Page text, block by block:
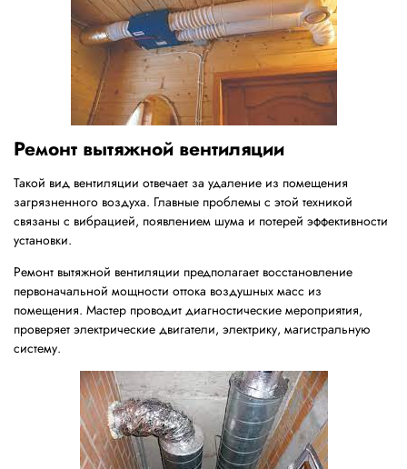
Ремонт вытяжной вентиляции
Такой вид вентиляции отвечает за удаление из помещения
загрязненного воздуха. Главные проблемы с этой техникой
связаны с вибрацией, появлением шума и потерей эффективности
установки.
Ремонт вытяжной вентиляции предполагает восстановление
первоначальной мощности оттока воздушных масс из
помещения. Мастер проводит диагностические мероприятия,
проверяет электрические двигатели, электрику, магистральную
систему.